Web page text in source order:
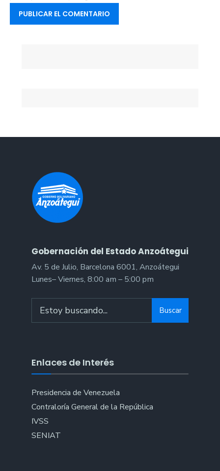
Gobernación del Estado Anzoátegui
Av. 5 de Julio, Barcelona 6001, Anzoátegui
Lunes– Viernes, 8:00 am – 5:00 pm
for:
Buscar
Enlaces de Interés
Presidencia de Venezuela
Contraloría General de la República
IVSS
SENIAT